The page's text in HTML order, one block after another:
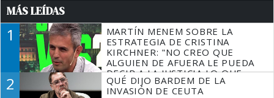
MÁS LEÍDAS
1
MARTÍN MENEM SOBRE LA
ESTRATEGIA DE CRISTINA
KIRCHNER: "NO CREO QUE
ALGUIEN DE AFUERA LE PUEDA
DECIR A LA JUSTICIA LO QUE
TIENE QUE HACER"
2
QUÉ DIJO BARDEM DE LA
INVASIÓN DE CEUTA